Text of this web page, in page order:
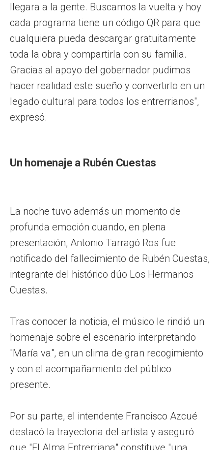
llegara a la gente. Buscamos la vuelta y hoy
cada programa tiene un código QR para que
cualquiera pueda descargar gratuitamente
toda la obra y compartirla con su familia.
Gracias al apoyo del gobernador pudimos
hacer realidad este sueño y convertirlo en un
legado cultural para todos los entrerrianos",
expresó.
Un homenaje a Rubén Cuestas
La noche tuvo además un momento de
profunda emoción cuando, en plena
presentación, Antonio Tarragó Ros fue
notificado del fallecimiento de Rubén Cuestas,
integrante del histórico dúo Los Hermanos
Cuestas.
Tras conocer la noticia, el músico le rindió un
homenaje sobre el escenario interpretando
"María va", en un clima de gran recogimiento
y con el acompañamiento del público
presente.
Por su parte, el intendente Francisco Azcué
destacó la trayectoria del artista y aseguró
que "El Alma Entrerriana" constituye "una